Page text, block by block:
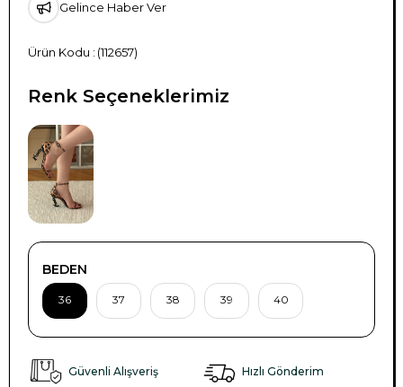
Gelince Haber Ver
(112657)
Renk Seçeneklerimiz
TÜKENDI
BEDEN
36 37 38 39 40
Güvenli Alışveriş Hızlı Gönderim